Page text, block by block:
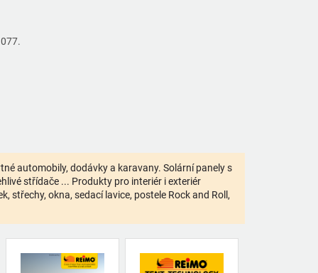
automobily, dodávky a karavany. Solární panely s
střídače ... Produkty pro interiér i exteriér
střechy, okna, sedací lavice, postele Rock and Roll,